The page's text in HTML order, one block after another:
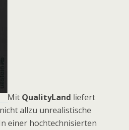
Mit QualityLand liefert
allzu unrealistische
einer hochtechnisierten